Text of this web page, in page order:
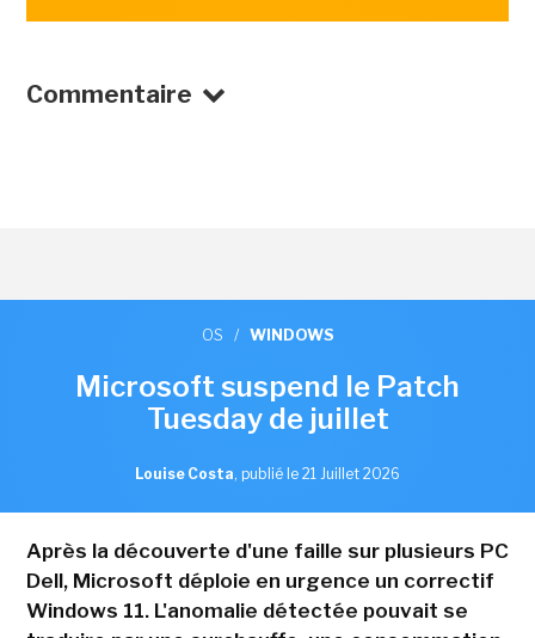
Commentaire
OS / WINDOWS
Microsoft suspend le Patch
Tuesday de juillet
Louise Costa, publié le 21 Juillet 2026
Après la découverte d'une faille sur plusieurs PC
Dell, Microsoft déploie en urgence un correctif
Windows 11. L'anomalie détectée pouvait se